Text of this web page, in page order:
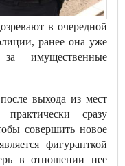
в очередной
ранее она уже
имущественные
выхода из мест
сразу
совершить новое
фигуранткой
в отношении нее